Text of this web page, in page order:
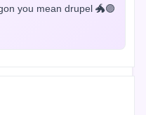
you mean drupel 🐲🟣